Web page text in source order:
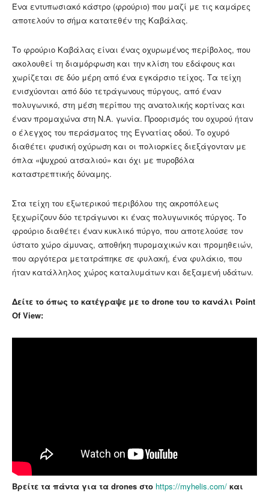
Ένα εντυπωσιακό κάστρο (φρούριο) που μαζί με τις καμάρες
αποτελούν το σήμα κατατεθέν της Καβάλας.
Το φρούριο Καβάλας είναι ένας οχυρωμένος περίβολος, που
ακολουθεί τη διαμόρφωση και την κλίση του εδάφους και
χωρίζεται σε δύο μέρη από ένα εγκάρσιο τείχος. Τα τείχη
ενισχύονται από δύο τετράγωνους πύργους, από έναν
πολυγωνικό, στη μέση περίπου της ανατολικής κορτίνας και
έναν προμαχώνα στη Ν.Α. γωνία. Προορισμός του οχυρού ήταν
ο έλεγχος του περάσματος της Εγνατίας οδού. Το οχυρό
διαθέτει φυσική οχύρωση και οι πολιορκίες διεξάγονταν με
όπλα «ψυχρού ατσαλιού» και όχι με πυροβόλα
καταστρεπτικής δύναμης.
Στα τείχη του εξωτερικού περιβόλου της ακροπόλεως
ξεχωρίζουν δύο τετράγωνοι κι ένας πολυγωνικός πύργος. Το
φρούριο διαθέτει έναν κυκλικό πύργο, που αποτελούσε τον
ύστατο χώρο άμυνας, αποθήκη πυρομαχικών και προμηθειών,
που αργότερα μετατράπηκε σε φυλακή, ένα φυλάκιο, που
ήταν κατάλληλος χώρος καταλυμάτων και δεξαμενή υδάτων.
Δείτε το όπως το κατέγραψε με το drone του το κανάλι Point
Of View:
Βρείτε τα πάντα για τα drones στο https://myhelis.com/ και